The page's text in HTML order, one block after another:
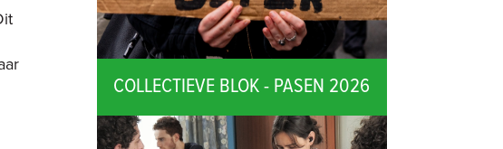
COLLECTIEVE BLOK - PASEN 2026